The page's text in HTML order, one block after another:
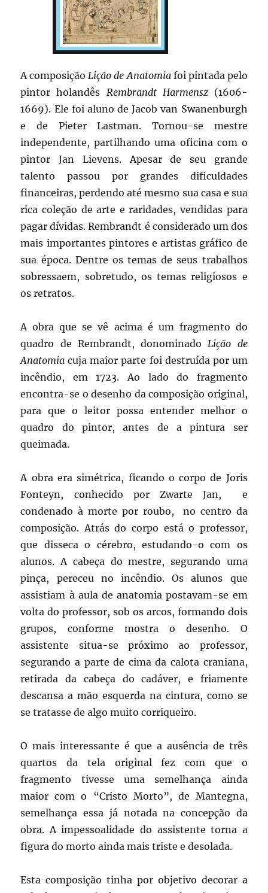
A composiçãoLição de Anatomiafoi pintada pelo
pintor holandês Rembrandt Harmensz(1606-
1669). Ele foi aluno de Jacob van Swanenburgh
e de Pieter Lastman. Tornou-se mestre
independente, partilhando uma oficina com o
pintor Jan Lievens. Apesar de seu grande
talento passou por grandes dificuldades
financeiras, perdendo até mesmo sua casa e sua
rica coleção de arte e raridades, vendidas para
pagar dívidas. Rembrandt é considerado um dos
mais importantes pintores e artistas gráfico de
sua época. Dentre os temas de seus trabalhos
sobressaem, sobretudo, os temas religiosos e
os retratos.
A obra que se vê acima é um fragmento do
quadro de Rembrandt, donominadoLição de
Anatomia cuja maior parte foi destruída por um
incêndio, em 1723. Ao lado do fragmento
encontra-se o desenho da composição original,
para que o leitor possa entender melhor o
quadro do pintor, antes de a pintura ser
queimada.
A obra era simétrica, ficando o corpo de Joris
Fonteyn, conhecido por Zwarte Jan, e
condenado à morte por roubo, no centro da
composição. Atrás do corpo está o professor,
que disseca o cérebro, estudando-o com os
alunos. A cabeça do mestre, segurando uma
pinça, pereceu no incêndio. Os alunos que
assistiam à aula de anatomia postavam-se em
volta do professor, sob os arcos, formando dois
grupos, conforme mostra o desenho. O
assistente situa-se próximo ao professor,
segurando a parte de cima da calota craniana,
retirada da cabeça do cadáver, e friamente
descansa a mão esquerda na cintura, como se
se tratasse de algo muito corriqueiro.
O mais interessante é que a ausência de três
quartos da tela original fez com que o
fragmento tivesse uma semelhança ainda
maior com o “Cristo Morto”, de Mantegna,
semelhança essa já notada na concepção da
obra. A impessoalidade do assistente torna a
figura do morto ainda mais triste e desolada.
Esta composição tinha por objetivo decorar a